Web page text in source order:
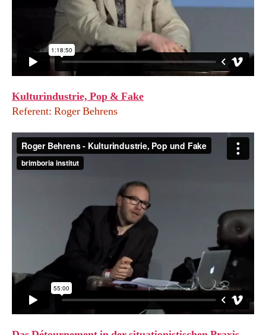
Kulturindustrie, Pop & Fake
Referent: Roger Behrens